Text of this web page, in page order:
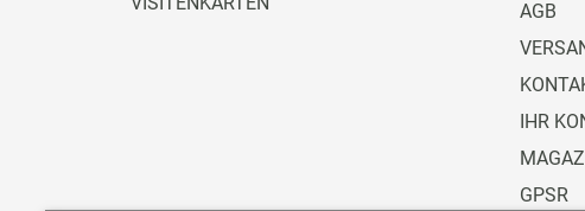
AGB
IHR
GPSR